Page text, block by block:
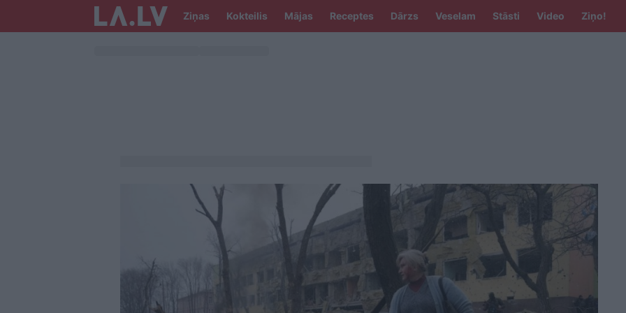
Ziņas Kokteilis Mājas Receptes Dārzs Veselam Stāsti Video Ziņo!